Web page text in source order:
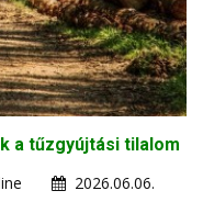
a tűzgyújtási tilalom
2026.06.06.